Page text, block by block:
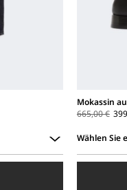
Mokassin
665,00 €
Wählen Sie